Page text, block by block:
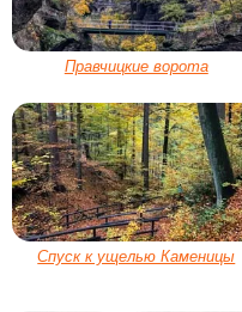
Правчицкие ворота
Спуск к ущелью Каменицы